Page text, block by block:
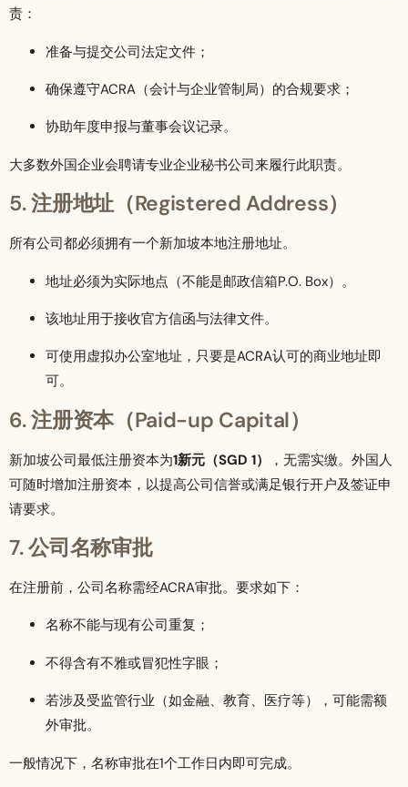
责：
准备与提交公司法定文件；
确保遵守ACRA（会计与企业管制局）的合规要求；
协助年度申报与董事会议记录。
大多数外国企业会聘请专业企业秘书公司来履行此职责。
5. 注册地址（Registered Address）
所有公司都必须拥有一个新加坡本地注册地址。
地址必须为实际地点（不能是邮政信箱P.O. Box）。
该地址用于接收官方信函与法律文件。
可使用虚拟办公室地址，只要是ACRA认可的商业地址即
可。
6. 注册资本（Paid-up Capital）
新加坡公司最低注册资本为1新元（SGD 1）
，无需实缴。外国人
可随时增加注册资本，以提高公司信誉或满足银行开户及签证申
请要求。
7. 公司名称审批
在注册前，公司名称需经ACRA审批。要求如下：
名称不能与现有公司重复；
不得含有不雅或冒犯性字眼；
若涉及受监管行业（如金融、教育、医疗等），可能需额
外审批。
一般情况下，名称审批在1个工作日内即可完成。